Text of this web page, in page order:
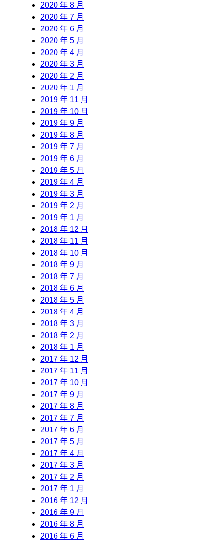
2020 年 8 月
2020 年 7 月
2020 年 6 月
2020 年 5 月
2020 年 4 月
2020 年 3 月
2020 年 2 月
2020 年 1 月
2019 年 11 月
2019 年 10 月
2019 年 9 月
2019 年 8 月
2019 年 7 月
2019 年 6 月
2019 年 5 月
2019 年 4 月
2019 年 3 月
2019 年 2 月
2019 年 1 月
2018 年 12 月
2018 年 11 月
2018 年 10 月
2018 年 9 月
2018 年 7 月
2018 年 6 月
2018 年 5 月
2018 年 4 月
2018 年 3 月
2018 年 2 月
2018 年 1 月
2017 年 12 月
2017 年 11 月
2017 年 10 月
2017 年 9 月
2017 年 8 月
2017 年 7 月
2017 年 6 月
2017 年 5 月
2017 年 4 月
2017 年 3 月
2017 年 2 月
2017 年 1 月
2016 年 12 月
2016 年 9 月
2016 年 8 月
2016 年 6 月